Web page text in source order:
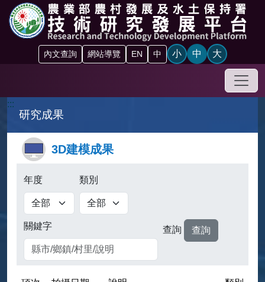
跳到主要內容區塊
內文查詢 網站導覽 EN 中 小 中 大
手機
:::
研究成果
3D建模成果
年度 類別
關鍵字 查詢